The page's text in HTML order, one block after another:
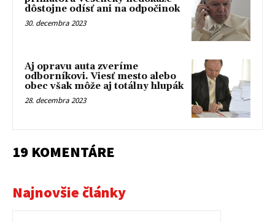
dôstojne odísť ani na odpočinok
30. decembra 2023
Aj opravu auta zveríme
odborníkovi. Viesť mesto alebo
obec však môže aj totálny hlupák
28. decembra 2023
19 KOMENTÁRE
Najnovšie články